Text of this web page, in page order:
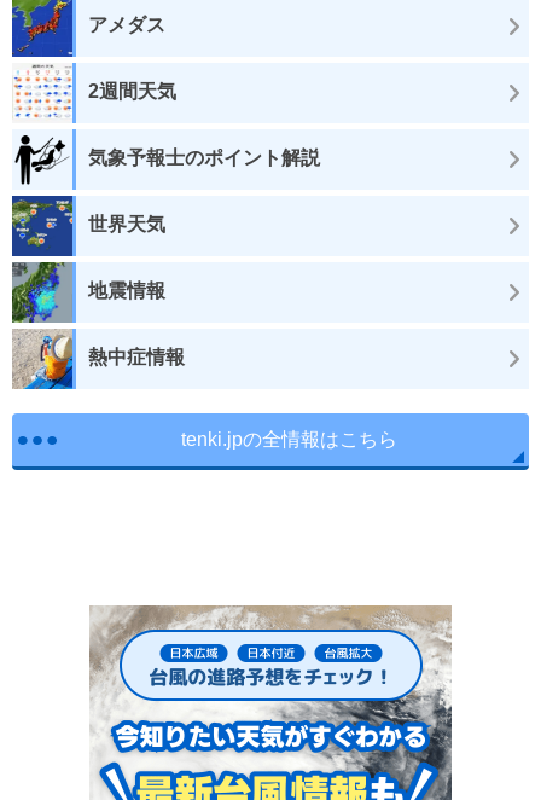
アメダス
2週間天気
気象予報士のポイント解説
世界天気
地震情報
熱中症情報
tenki.jpの全情報はこちら